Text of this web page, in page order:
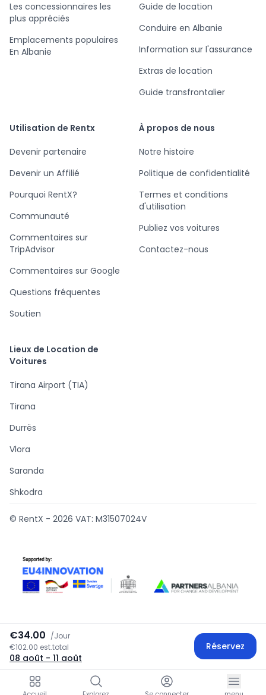
€34.00 /Jour
€102.00 est.total
08 août - 11 août
Réservez
Les concessionnaires les
plus appréciés
Emplacements populaires
En Albanie
Guide de location
Conduire en Albanie
Information sur l'assurance
Extras de location
Guide transfrontalier
Utilisation de Rentx
Devenir partenaire
Devenir un Affilié
Pourquoi RentX?
Communauté
Commentaires sur
TripAdvisor
Commentaires sur Google
Questions fréquentes
Soutien
À propos de nous
Notre histoire
Politique de confidentialité
Termes et conditions
d'utilisation
Publiez vos voitures
Contactez-nous
Lieux de Location de
Voitures
Tirana Airport (TIA)
Tirana
Durrës
Vlora
Saranda
Shkodra
© RentX - 2026 VAT: M31507024V